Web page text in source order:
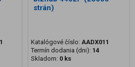
strán)
Katalógové číslo: AADX011
Termín dodania (dni): 14
Skladom: 0 ks